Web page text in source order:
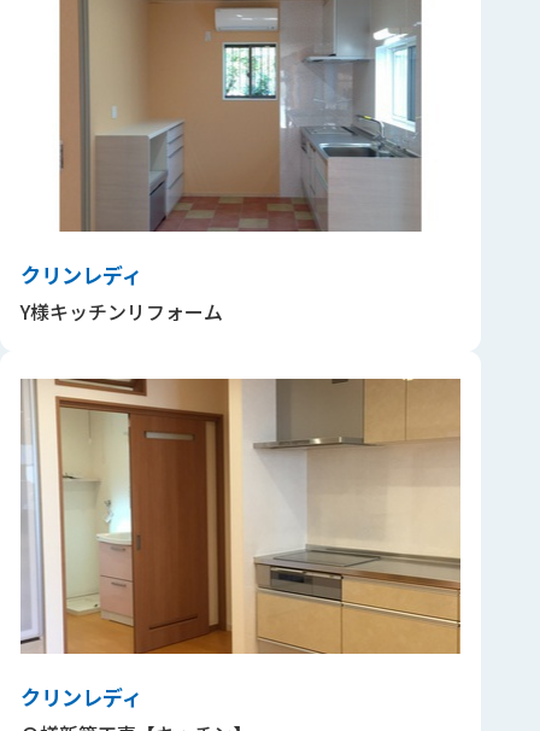
クリンレディ
Y様キッチンリフォーム
クリンレディ